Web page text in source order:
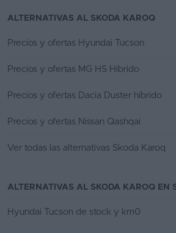
ALTERNATIVAS AL SKODA KAROQ
Precios y ofertas Hyundai Tucson
Precios y ofertas MG HS Híbrido
Precios y ofertas Dacia Duster híbrido
Precios y ofertas Nissan Qashqai
Ver todas las alternativas Skoda Karoq
ALTERNATIVAS AL SKODA KAROQ EN
Hyundai Tucson de stock y km0